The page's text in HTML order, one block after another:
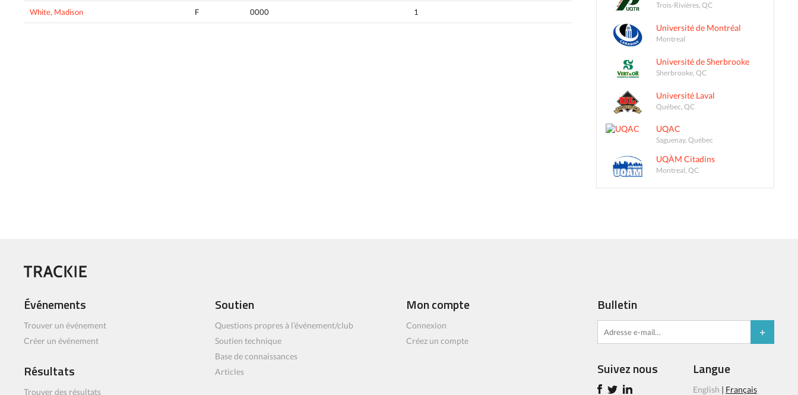
White, Madison F 0000 1
Trois-Rivières, QC
Université de Montréal
Montreal
Université de Sherbrooke
Sherbrooke, QC
Université Laval
Québec, QC
UQAC
Saguenay, Québec
UQÀM Citadins
Montreal, QC
Événements
Trouver un événement
Créer un événement
Résultats
Trouver des résultats
Soutien
Questions propres à l’événement/club
Soutien technique
Base de connaissances
Articles
Mon compte
Connexion
Créez un compte
Bulletin
Suivez nous Langue
English | Français